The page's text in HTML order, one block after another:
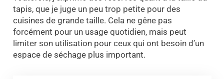
tapis, que je juge un peu trop petite pour des
cuisines de grande taille. Cela ne gêne pas
forcément pour un usage quotidien, mais peut
limiter son utilisation pour ceux qui ont besoin d’un
espace de séchage plus important.